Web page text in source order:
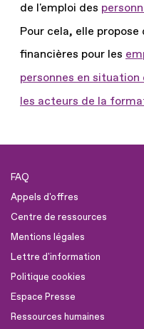
de l'emploi des
Pour cela, elle
financières pour les
personnes en situation
les acteurs de la
FAQ
Appels d'offres
Centre de ressources
Mentions légales
Lettre d'information
Politique cookies
Espace Presse
Ressources humaines